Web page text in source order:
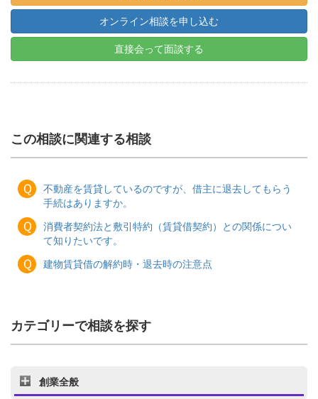
オンライン相談を申し込む
直接会って面談する
この相談に関連する相談
Ｑ
不動産を賃貸しているのですが、借主に退去してもらう
手続はありますか。
Ｑ
消費者契約法と敷引特約（賃貸借契約）との関係につい
て知りたいです。
Ｑ 建物賃貸借の解約時・退去時の注意点
カテゴリーで相談を探す
創業全般